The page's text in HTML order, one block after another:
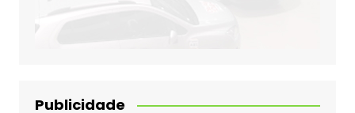
Publicidade